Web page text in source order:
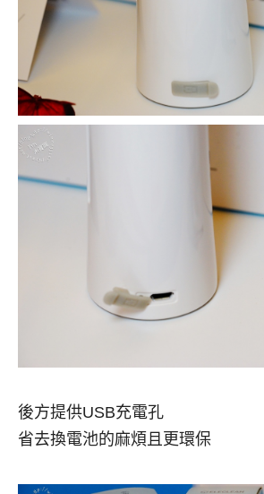
後方提供USB充電孔
省去換電池的麻煩且更環保